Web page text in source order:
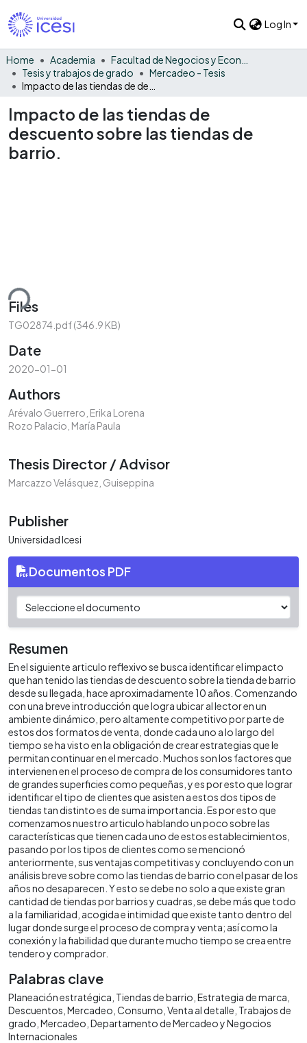
Log In
Home Academia
Tesis y trabajos de grado
Mercadeo - Tesis
Impacto de las tiendas de
descuento sobre las tiendas de
barrio.
Files
TG02874.pdf(346.9 KB)
Date
2020-01-01
Authors
Arévalo Guerrero, Erika Lorena
Rozo Palacio, María Paula
Thesis Director / Advisor
Marcazzo Velásquez, Guiseppina
Publisher
Universidad Icesi
Documentos PDF
Resumen
En el siguiente articulo reflexivo se busca identificar el impacto
que han tenido las tiendas de descuento sobre la tienda de barrio
desde su llegada, hace aproximadamente 10 años. Comenzando
con una breve introducción que logra ubicar al lector en un
ambiente dinámico, pero altamente competitivo por parte de
estos dos formatos de venta, donde cada uno a lo largo del
tiempo se ha visto en la obligación de crear estrategias que le
permitan continuar en el mercado. Muchos son los factores que
intervienen en el proceso de compra de los consumidores tanto
de grandes superficies como pequeñas, y es por esto que lograr
identificar el tipo de clientes que asisten a estos dos tipos de
tiendas tan distinto es de suma importancia. Es por esto que
comenzamos nuestro articulo hablando un poco sobre las
características que tienen cada uno de estos establecimientos,
pasando por los tipos de clientes como se mencionó
anteriormente, sus ventajas competitivas y concluyendo con un
análisis breve sobre como las tiendas de barrio con el pasar de los
años no desaparecen. Y esto se debe no solo a que existe gran
cantidad de tiendas por barrios y cuadras, se debe más que todo
a la familiaridad, acogida e intimidad que existe tanto dentro del
lugar donde surge el proceso de compra y venta; así como la
conexión y la fiabilidad que durante mucho tiempo se crea entre
tendero y comprador.
Palabras clave
Planeación estratégica Tiendas de barrio Estrategia de marca
Descuentos Mercadeo Consumo Venta al detalle Trabajos de
grado Mercadeo Departamento de Mercadeo y Negocios
Internacionales